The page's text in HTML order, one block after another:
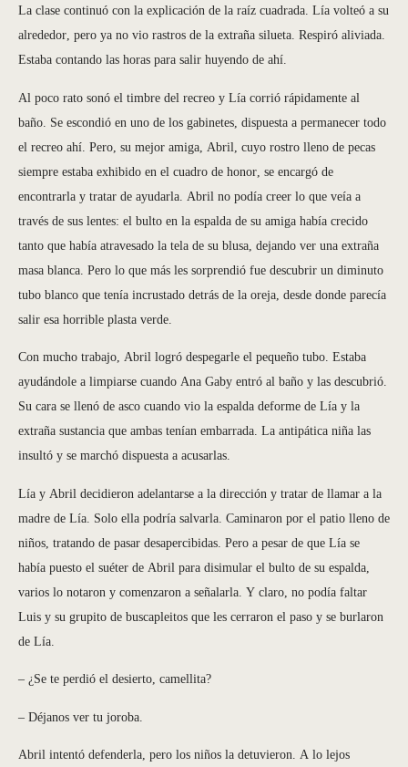
La clase continuó con la explicación de la raíz cuadrada. Lía volteó a su
alrededor, pero ya no vio rastros de la extraña silueta. Respiró aliviada.
Estaba contando las horas para salir huyendo de ahí.
Al poco rato sonó el timbre del recreo y Lía corrió rápidamente al
baño. Se escondió en uno de los gabinetes, dispuesta a permanecer todo
el recreo ahí. Pero, su mejor amiga, Abril, cuyo rostro lleno de pecas
siempre estaba exhibido en el cuadro de honor, se encargó de
encontrarla y tratar de ayudarla. Abril no podía creer lo que veía a
través de sus lentes: el bulto en la espalda de su amiga había crecido
tanto que había atravesado la tela de su blusa, dejando ver una extraña
masa blanca. Pero lo que más les sorprendió fue descubrir un diminuto
tubo blanco que tenía incrustado detrás de la oreja, desde donde parecía
salir esa horrible plasta verde.
Con mucho trabajo, Abril logró despegarle el pequeño tubo. Estaba
ayudándole a limpiarse cuando Ana Gaby entró al baño y las descubrió.
Su cara se llenó de asco cuando vio la espalda deforme de Lía y la
extraña sustancia que ambas tenían embarrada. La antipática niña las
insultó y se marchó dispuesta a acusarlas.
Lía y Abril decidieron adelantarse a la dirección y tratar de llamar a la
madre de Lía. Solo ella podría salvarla. Caminaron por el patio lleno de
niños, tratando de pasar desapercibidas. Pero a pesar de que Lía se
había puesto el suéter de Abril para disimular el bulto de su espalda,
varios lo notaron y comenzaron a señalarla. Y claro, no podía faltar
Luis y su grupito de buscapleitos que les cerraron el paso y se burlaron
de Lía.
– ¿Se te perdió el desierto, camellita?
– Déjanos ver tu joroba.
Abril intentó defenderla, pero los niños la detuvieron. A lo lejos